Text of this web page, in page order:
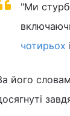
"Ми
чотирьох
його